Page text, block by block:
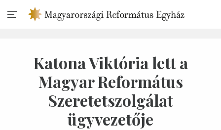
Katona Viktória lett a
Magyar Református
Szeretetszolgálat
ügyvezetője